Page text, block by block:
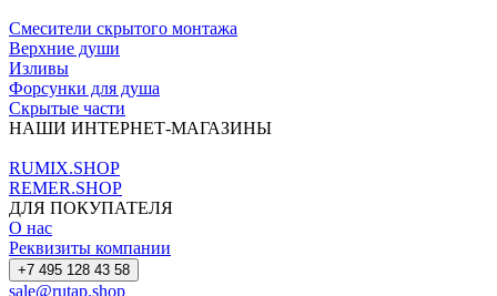
Смесители скрытого монтажа
Верхние души
Изливы
Форсунки для душа
Скрытые части
НАШИ ИНТЕРНЕТ-МАГАЗИНЫ
RUMIX.SHOP
REMER.SHOP
ДЛЯ ПОКУПАТЕЛЯ
О нас
Реквизиты компании
+7 495 128 43 58
sale@rutap.shop